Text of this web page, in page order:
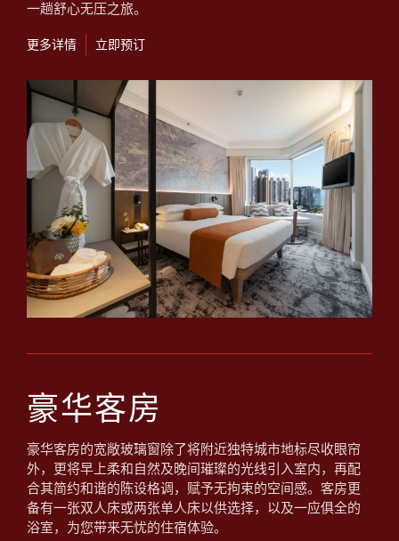
一趟舒心无压之旅。
更多详情 立即预订
豪华客房
豪华客房的宽敞玻璃窗除了将附近独特城市地标尽收眼帘
外，更将早上柔和自然及晚间璀璨的光线引入室内，再配
合其简约和谐的陈设格调，赋予无拘束的空间感。客房更
备有一张双人床或两张单人床以供选择，以及一应俱全的
浴室，为您带来无忧的住宿体验。